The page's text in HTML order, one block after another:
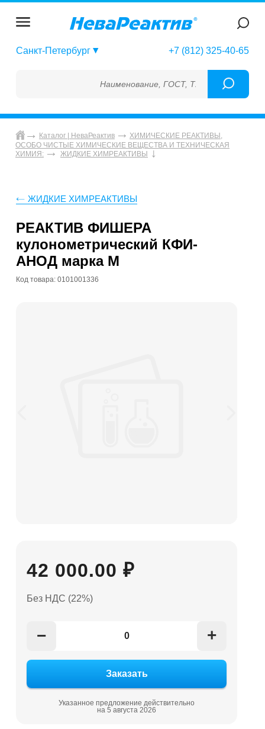
Санкт-Петербург +7 (812) 325-40-65
Наименование, ГОСТ, ТУ, ГСО, МСО, ОСО,
Каталог | НеваРеактив
ХИМИЧЕСКИЕ РЕАКТИВЫ,
ОСОБО ЧИСТЫЕ ХИМИЧЕСКИЕ ВЕЩЕСТВА И ТЕХНИЧЕСКАЯ
ХИМИЯ:
ЖИДКИЕ ХИМРЕАКТИВЫ
ЖИДКИЕ ХИМРЕАКТИВЫ
РЕАКТИВ ФИШЕРА
кулонометрический КФИ-
АНОД марка М
Код товара: 0101001336
42 000.00 ₽
Без НДС (22%)
− +
Указанное предложение действительно
на 5 августа 2026